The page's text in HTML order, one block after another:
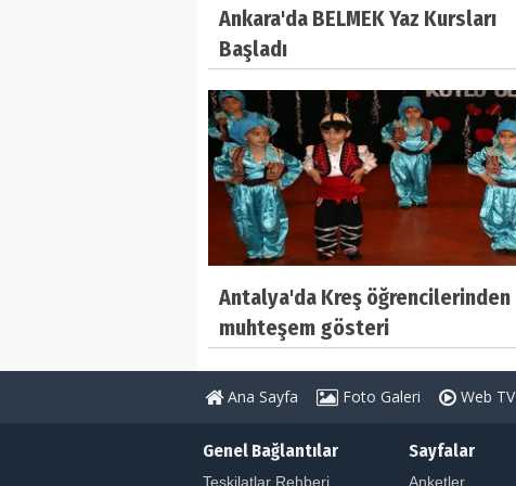
Ankara'da BELMEK Yaz Kursları
Başladı
Antalya'da Kreş öğrencilerinden
muhteşem gösteri
Ana Sayfa Foto Galeri Web TV
Genel Bağlantılar
Teşkilatlar Rehberi
Sayfalar
Anketler